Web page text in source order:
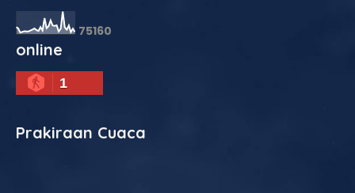
75160
online
1
Prakiraan Cuaca